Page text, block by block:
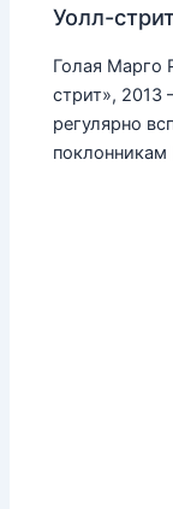
Уолл-
Голая Марго
стрит»,
регулярно